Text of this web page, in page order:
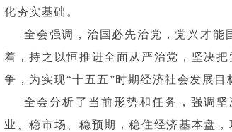
化夯实基础。
全会强调，治国必先治党，党兴才能
着，持之以恒推进全面从严治党，坚决
争，为实现“十五五”时期经济社会发展目
全会分析了当前形势和任务，强调
业、稳市场、稳预期，稳住经济基本盘